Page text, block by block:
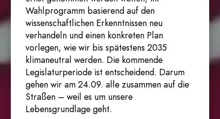
Wahlprogramm basierend auf den
wissenschaftlichen Erkenntnissen neu
verhandeln und einen konkreten Plan
vorlegen, wie wir bis spätestens 2035
klimaneutral werden. Die kommende
Legislaturperiode ist entscheidend. Darum
gehen wir am 24.09. alle zusammen auf die
Straßen – weil es um unsere
Lebensgrundlage geht.